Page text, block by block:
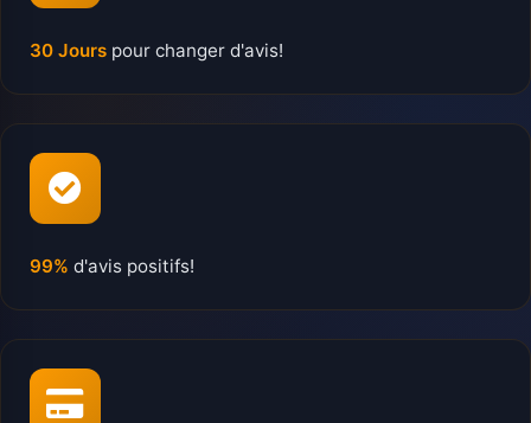
30 Jours pour changer d'avis!
99% d'avis positifs!